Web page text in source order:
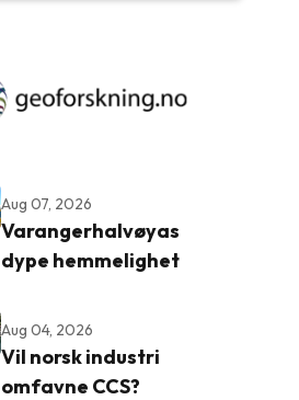
Aug 07, 2026
Varangerhalvøyas
dype hemmelighet
Aug 04, 2026
Vil norsk industri
omfavne CCS?